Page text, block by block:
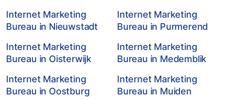
Internet Marketing
Bureau in Nieuwstadt
Internet Marketing
Bureau in Purmerend
Internet Marketing
Bureau in Oisterwijk
Internet Marketing
Bureau in Medemblik
Internet Marketing
Bureau in Oostburg
Internet Marketing
Bureau in Muiden